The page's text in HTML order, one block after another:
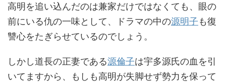
高明を追い込んだのは兼家だけではなくても、眼の
前にいる仇の一味として、ドラマの中の源明子も復
讐心をたぎらせているのでしょう。
しかし道長の正妻である源倫子は宇多源氏の血を引
いてますから、もしも高明が失脚せず勢力を保って